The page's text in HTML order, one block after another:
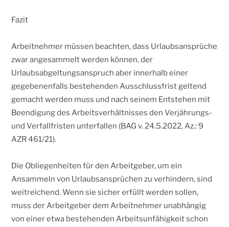
Fazit
Arbeitnehmer müssen beachten, dass Urlaubsansprüche
zwar angesammelt werden können, der
Urlaubsabgeltungsanspruch aber innerhalb einer
gegebenenfalls bestehenden Ausschlussfrist geltend
gemacht werden muss und nach seinem Entstehen mit
Beendigung des Arbeitsverhältnisses den Verjährungs-
und Verfallfristen unterfallen (BAG v. 24.5.2022, Az.: 9
AZR 461/21).
Die Obliegenheiten für den Arbeitgeber, um ein
Ansammeln von Urlaubsansprüchen zu verhindern, sind
weitreichend. Wenn sie sicher erfüllt werden sollen,
muss der Arbeitgeber dem Arbeitnehmer unabhängig
von einer etwa bestehenden Arbeitsunfähigkeit schon